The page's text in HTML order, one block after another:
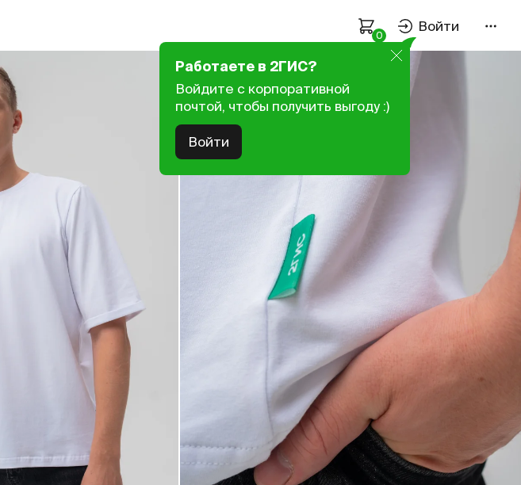
0
Войти
Оплата и доставка
Как подобрать размер
Политика конфиденциальности
Связаться с нами
Работаем пн–пт —
+7 923 107-61-59
Работаете в 2ГИС?
Войдите с корпоративной
почтой, чтобы получить выгоду :)
Войти